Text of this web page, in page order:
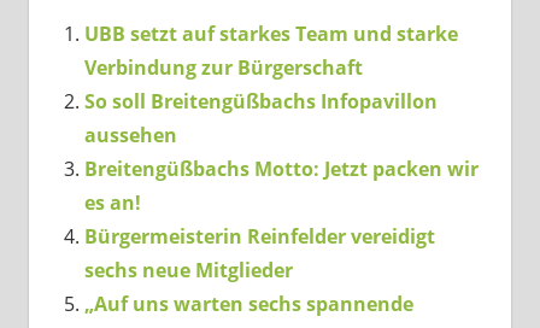
UBB setzt auf starkes Team und starke
Verbindung zur Bürgerschaft
So soll Breitengüßbachs Infopavillon
aussehen
Breitengüßbachs Motto: Jetzt packen wir
es an!
Bürgermeisterin Reinfelder vereidigt
sechs neue Mitglieder
„Auf uns warten sechs spannende